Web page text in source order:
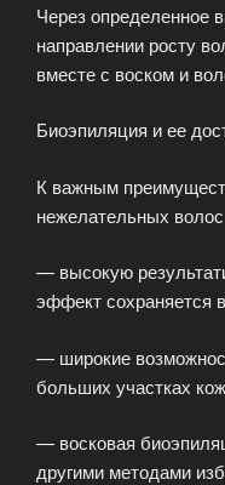
Через определенное
направлении росту
вместе с воском и
Биоэпиляция и ее
К важным
нежелательных волос
— высокую
эффект сохраняется
— широкие
больших участках
— восковая
другими методами